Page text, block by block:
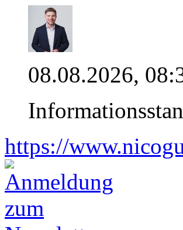
08.08.2026,
https://